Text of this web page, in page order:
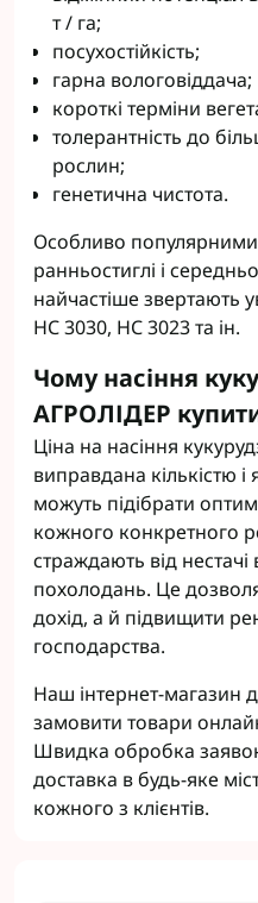
т / га;
посухостійкість;
гарна вологовіддача;
короткі терміни
толерантність до
рослин;
генетична чистота.
Особливо
ранньостиглі і
найчастіше звертають
НС 3030, НС 3023 та ін.
Чому насіння
АГРОЛІДЕР
Ціна на насіння
виправдана кількістю
можуть підібрати
кожного конкретного
страждають від
похолодань. Це
дохід, а й підвищити
господарства.
Наш інтернет-магазин
замовити товари
Швидка обробка
доставка в будь-яке
кожного з клієнтів.